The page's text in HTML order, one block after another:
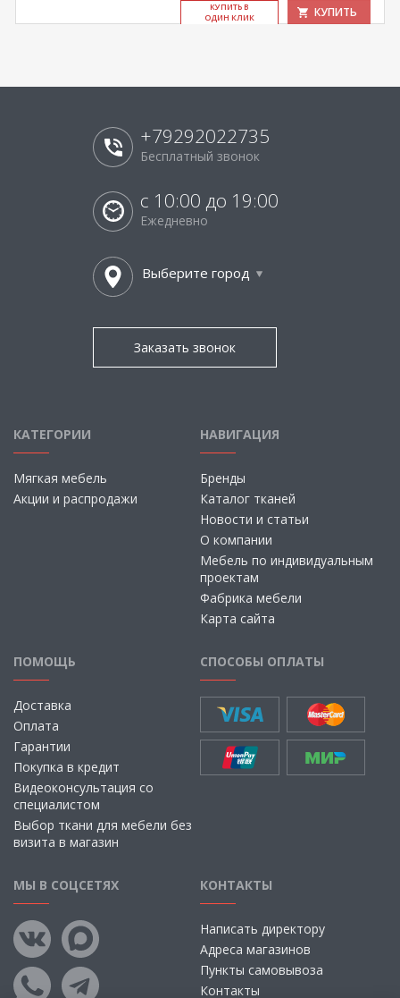
КУ­ПИТЬ В
ОДИН КЛИК
КУПИТЬ
+79292022735
Бесплатный звонок
с 10:00 до 19:00
Ежедневно
Выберите город
Заказать звонок
КАТЕГОРИИ
Мягкая мебель
Акции и распродажи
НАВИГАЦИЯ
Бренды
Каталог тканей
Новости и статьи
О компании
Мебель по индивидуальным
проектам
Фабрика мебели
Карта сайта
ПОМОЩЬ
Доставка
Оплата
Гарантии
Покупка в кредит
Видеоконсультация со
специалистом
Выбор ткани для мебели без
визита в магазин
СПОСОБЫ ОПЛАТЫ
МЫ В СОЦСЕТЯХ КОНТАКТЫ
Написать директору
Адреса магазинов
Пункты самовывоза
Контакты